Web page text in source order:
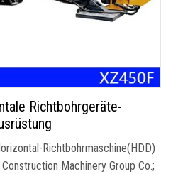
Richtbohrgeräte-
Richtbohrmaschine(HDD)
Machinery Group Co.;